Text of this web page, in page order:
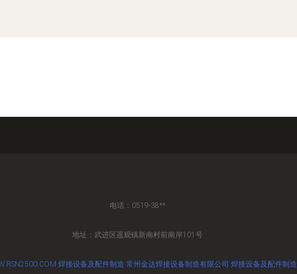
电话：0519-38**
地址：武进区遥观镇新南村前南岸101号
焊接设备及配件制造 常州金达焊接设备制造有限公司 焊接设备及配件制造